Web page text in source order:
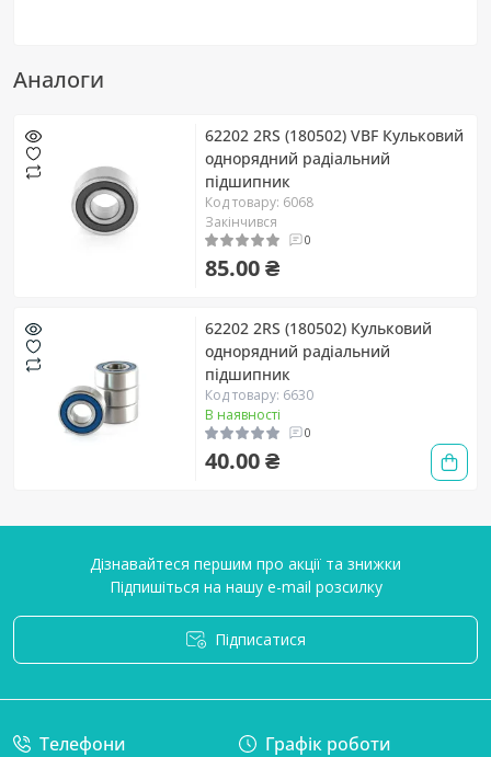
Аналоги
62202 2RS (180502) VBF Кульковий
однорядний радіальний
підшипник
Код товару: 6068
Закінчився
0
85.00 ₴
62202 2RS (180502) Кульковий
однорядний радіальний
підшипник
Код товару: 6630
В наявності
0
40.00 ₴
Дізнавайтеся першим про акції та знижки
Підпишіться на нашу e-mail розсилку
Підписатися
Телефони Графік роботи